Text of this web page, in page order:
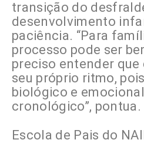
transição do
desenvolvimento
paciência. “Para
processo pode ser
preciso entender
seu próprio ritmo,
biológico e
cronológico”, pontua.
Escola de Pais do